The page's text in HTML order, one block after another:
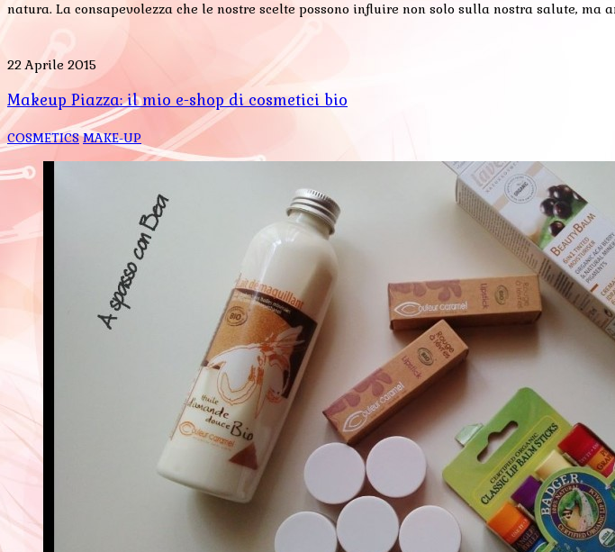
natura. La consapevolezza che le nostre scelte possono influire non solo sulla nostra salute, ma
22 Aprile 2015
Makeup Piazza: il mio e-shop di cosmetici bio
COSMETICS MAKE-UP